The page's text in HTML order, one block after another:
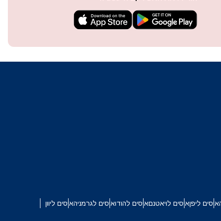
or
איסים ליפןאיסים לויאטנםאיסים להודואיסים לגרמניהאיסים ליוון